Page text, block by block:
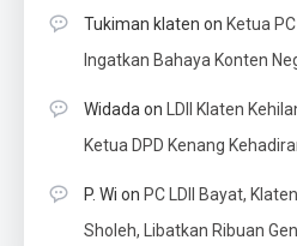
Tukiman klaten on Ketua
Ingatkan Bahaya Konten
Widadaon LDII Klaten
Ketua DPD Kenang
P. Wi on PC LDII Bayat,
Sholeh, Libatkan Ribuan